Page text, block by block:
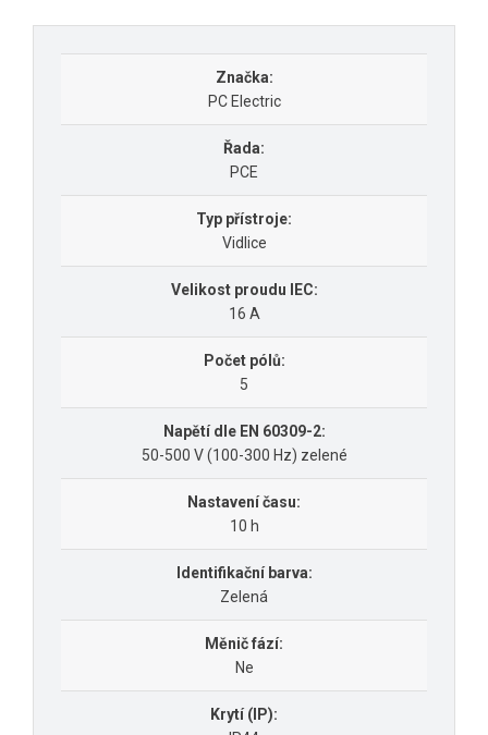
Značka:
PC Electric
Řada:
PCE
Typ přístroje:
Vidlice
Velikost proudu IEC:
16 A
Počet pólů:
5
Napětí dle EN 60309-2:
50-500 V (100-300 Hz) zelené
Nastavení času:
10 h
Identifikační barva:
Zelená
Měnič fází:
Ne
Krytí (IP):